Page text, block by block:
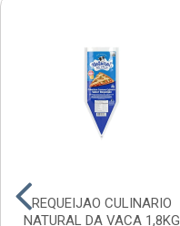
REQUEIJAO CULINARIO
NATURAL DA VACA 1,8KG